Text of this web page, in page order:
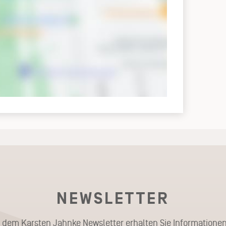
NEWSLETTER
dem Karsten Jahnke Newsletter erhalten Sie